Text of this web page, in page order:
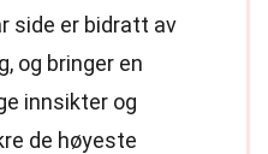
side er bidratt av
og bringer en
innsikter og
de høyeste